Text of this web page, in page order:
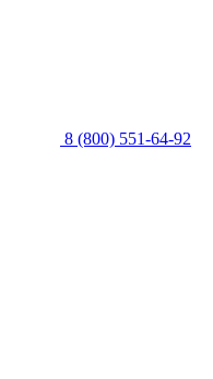
8 (800) 551-64-92